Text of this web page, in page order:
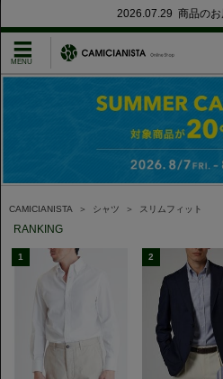
2026.07.29 商品のお
CAMICIANISTA ＞ シャツ ＞ スリムフィット
RANKING
1 2